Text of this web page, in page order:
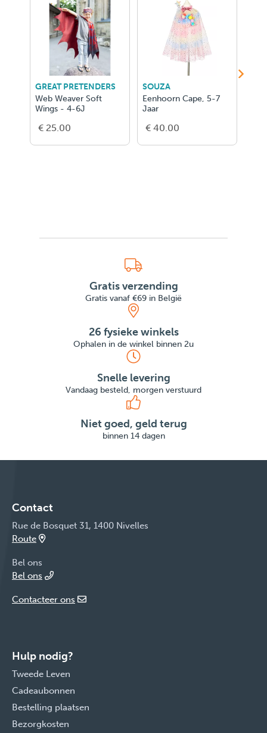
GREAT PRETENDERS
Web Weaver Soft
Wings - 4-6J
€ 25.00
SOUZA
Eenhoorn Cape, 5-7
Jaar
€ 40.00
Gratis verzending
Gratis vanaf €69 in België
26 fysieke winkels
Ophalen in de winkel binnen 2u
Snelle levering
Vandaag besteld, morgen verstuurd
Niet goed, geld terug
binnen 14 dagen
Contact
Rue de Bosquet 31, 1400 Nivelles
Route
Bel ons
Bel ons
Contacteer ons
Hulp nodig?
Tweede Leven
Cadeaubonnen
Bestelling plaatsen
Bezorgkosten